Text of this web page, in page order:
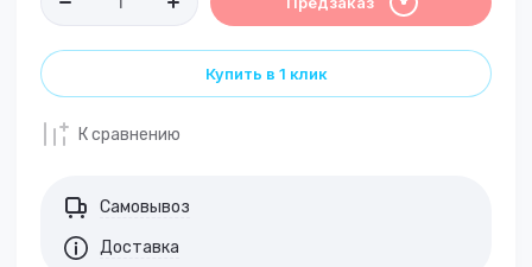
Купить в 1 клик
К сравнению
Самовывоз
Доставка